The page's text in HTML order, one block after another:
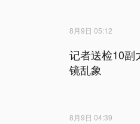
8月9日 05:12
记者送检10副
镜乱象
8月9日 04:39